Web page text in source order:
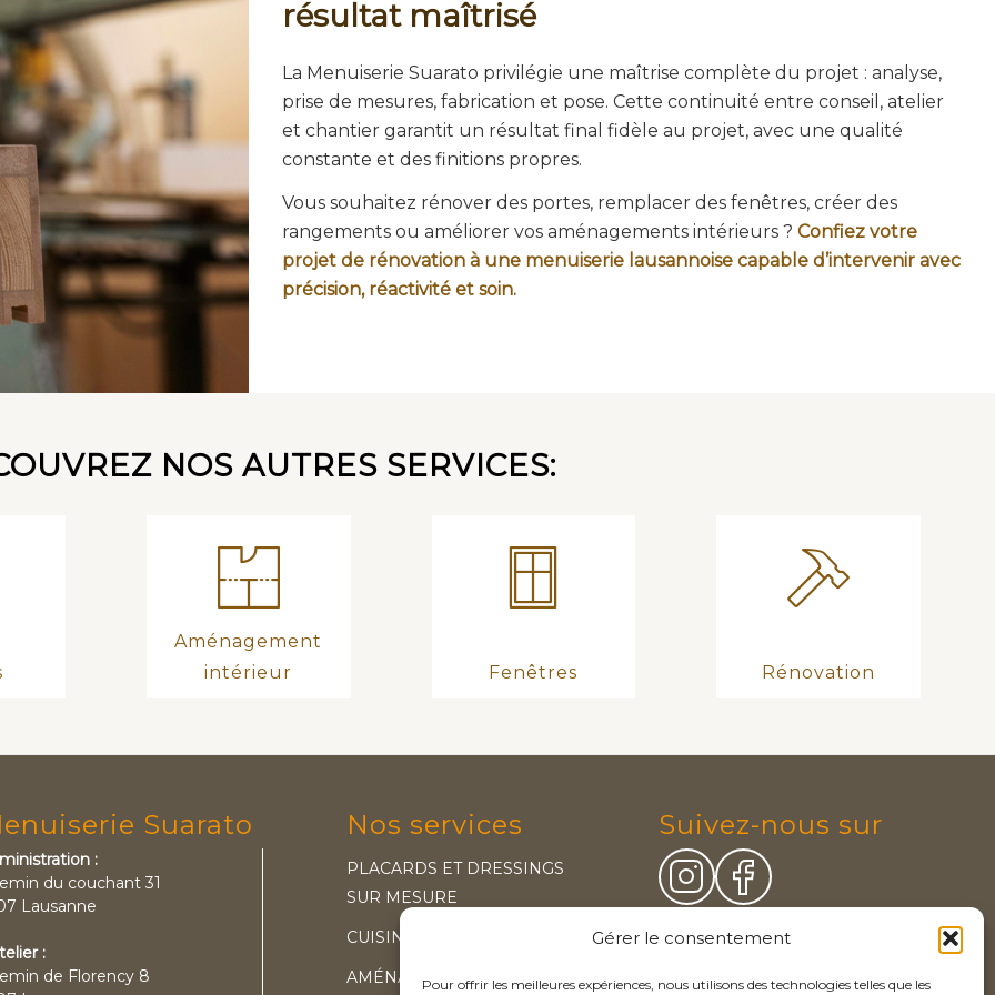
Gérer le consentement
Pour offrir les meilleures expériences, nous utilisons des technologies telles que les
résultat maîtrisé
La Menuiserie Suarato privilégie une maîtrise complète du projet : analyse,
prise de mesures, fabrication et pose. Cette continuité entre conseil, atelier
et chantier garantit un résultat final fidèle au projet, avec une qualité
constante et des finitions propres.
Vous souhaitez rénover des portes, remplacer des fenêtres, créer des
rangements ou améliorer vos aménagements intérieurs ? Confiez votre
projet de rénovation à une menuiserie lausannoise capable d’intervenir avec
précision, réactivité et soin.
NOS AUTRES SERVICES:
Aménagement
intérieur
Fenêtres Rénovation
Suarato
:
du couchant 31
Lausanne
:
de Florency 8
Nos services
PLACARDS ET DRESSINGS
SUR MESURE
CUISINES
AMÉNAGEMENT
Suivez-nous sur
Coordonnées
+41 21 624 05 37